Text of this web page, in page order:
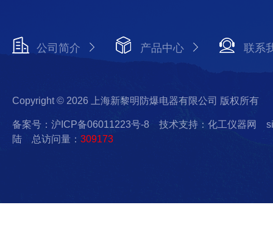
公司简介 产品中心 联系
Copyright © 2026 上海新黎明防爆电器有限公司 版权所有
备案号：沪ICP备06011223号-8 技术支持：化工仪器网
陆 总访问量： 309173